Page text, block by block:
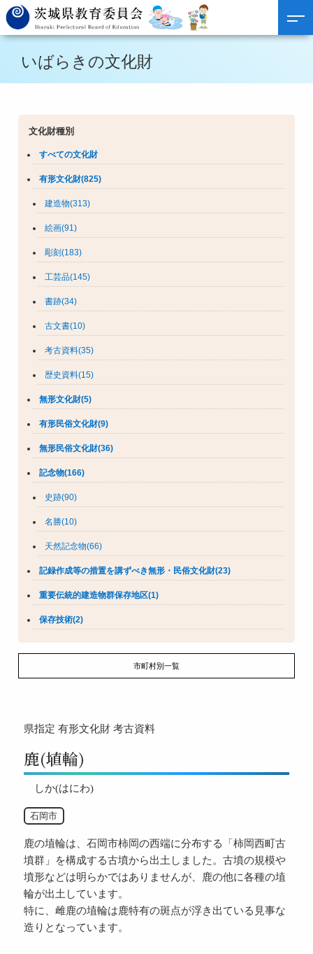
いばらきの文化財
文化財種別
すべての文化財
有形文化財(825)
建造物(313)
絵画(91)
彫刻(183)
工芸品(145)
書跡(34)
古文書(10)
考古資料(35)
歴史資料(15)
無形文化財(5)
有形民俗文化財(9)
無形民俗文化財(36)
記念物(166)
史跡(90)
名勝(10)
天然記念物(66)
記録作成等の措置を講ずべき無形・民俗文化財(23)
重要伝統的建造物群保存地区(1)
保存技術(2)
市町村別一覧
県指定 有形文化財 考古資料
鹿(埴輪)
しか(はにわ)
石岡市
鹿の埴輪は、石岡市柿岡の西端に分布する「柿岡西町古
墳群」を構成する古墳から出土しました。古墳の規模や
墳形などは明らかではありませんが、鹿の他に各種の埴
輪が出土しています。
特に、雌鹿の埴輪は鹿特有の斑点が浮き出ている見事な
造りとなっています。